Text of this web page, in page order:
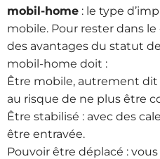
mobil-home : le type
mobile. Pour rester dans
des avantages du statut
mobil-home doit :
Être mobile, autrement dit
au risque de ne plus être
Être stabilisé : avec des
être entravée.
Pouvoir être déplacé :